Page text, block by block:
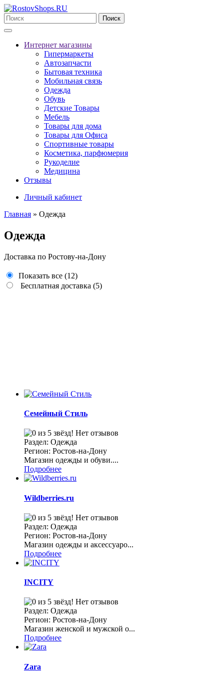
Поиск
Интернет магазины
Гипермаркеты
Автозапчасти
Бытовая техника
Мобильная связь
Одежда
Обувь
Детские Товары
Мебель
Товары для дома
Товары для Офиса
Спортивные товары
Косметика, парфюмерия
Рукоделие
Медицина
Отзывы
Личный кабинет
Главная » Одежда
Одежда
Доставка по Ростову-на-Дону
Показать все (12)
Бесплатная доставка (5)
Семейный Стиль
Нет отзывов
Раздел: Одежда
Регион: Ростов-на-Дону
Магазин одежды и обуви....
Подробнее
Wildberries.ru
Нет отзывов
Раздел: Одежда
Регион: Ростов-на-Дону
Магазин одежды и аксессуаро...
Подробнее
INCITY
Нет отзывов
Раздел: Одежда
Регион: Ростов-на-Дону
Магазин женской и мужской о...
Подробнее
Zara